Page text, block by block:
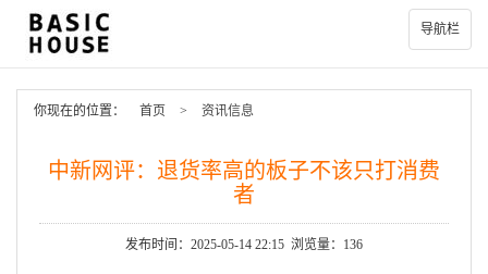
导航栏
你现在的位置： 首页 > 资讯信息
中新网评：退货率高的板子不该只打消费
者
发布时间：2025-05-14 22:15 浏览量：136